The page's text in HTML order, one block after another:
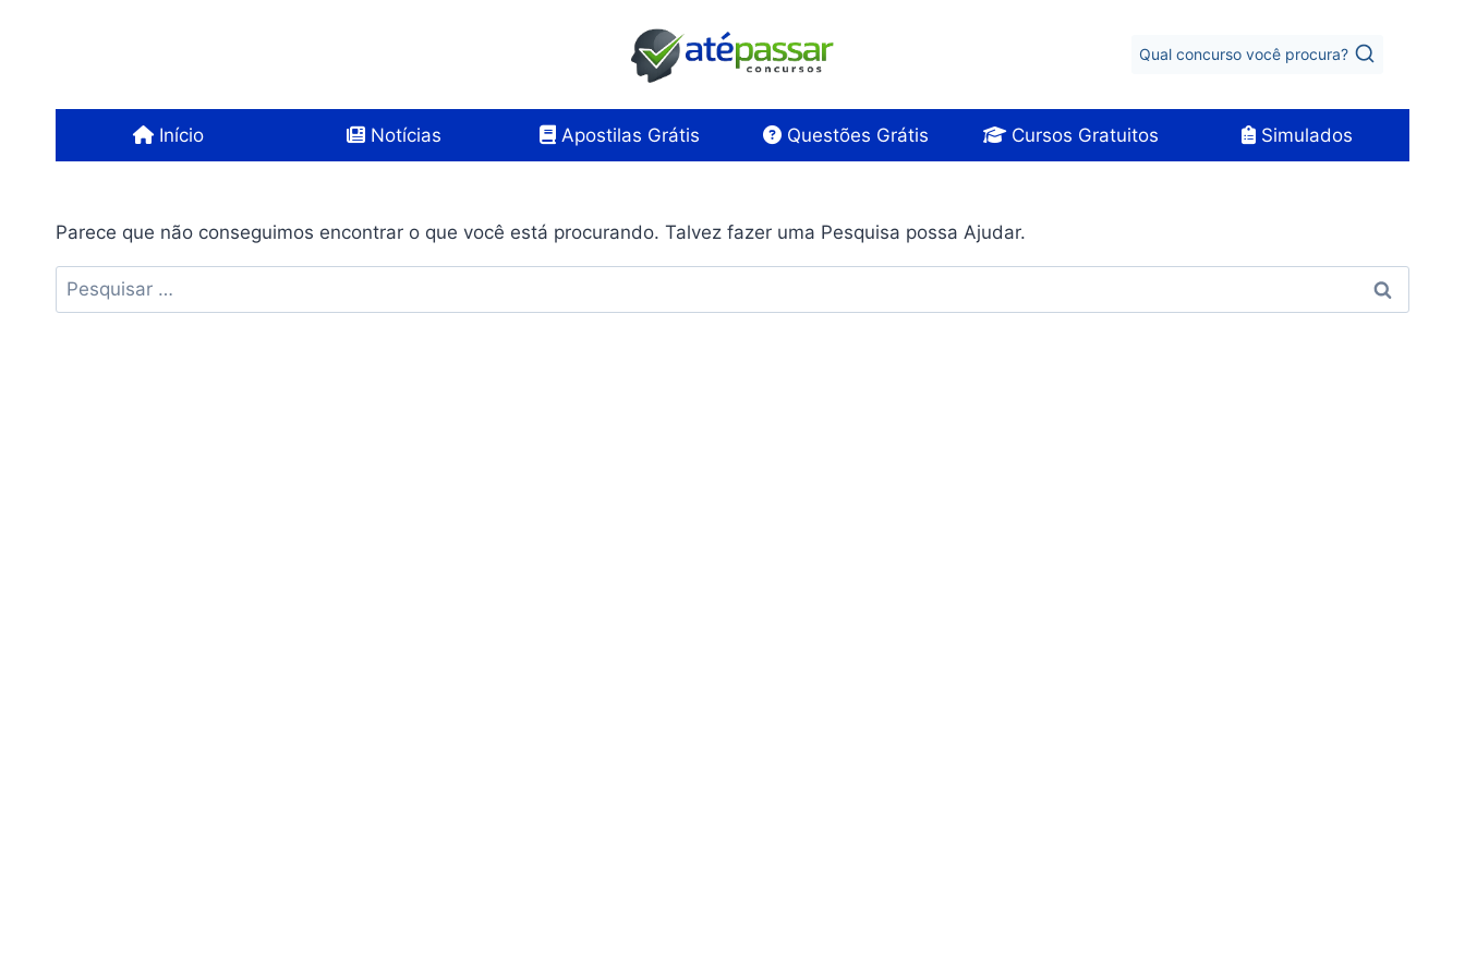
Qual concurso você procura?
Início Notícias Apostilas Grátis Questões Grátis Cursos Gratuitos Simulados
Parece que não conseguimos encontrar o que você está procurando. Talvez fazer uma Pesquisa possa Ajudar.
Pesquisar
por: